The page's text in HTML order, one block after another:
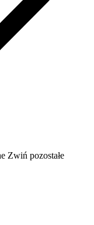
Zwiń pozostałe